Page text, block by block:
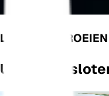
LATEN WE GROEIEN
Uw